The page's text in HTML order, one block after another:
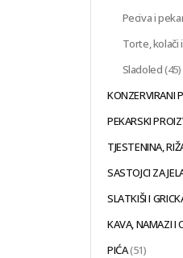
Peciva i
Torte, kolači
Sladoled(45)
KONZERVIRANI
PEKARSKI
TJESTENINA,
SASTOJCI ZA
SLATKIŠI I
KAVA, NAMAZI I
PIĆA(51)